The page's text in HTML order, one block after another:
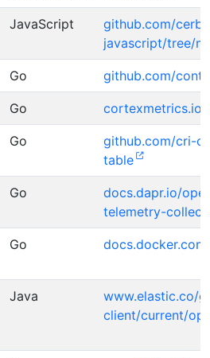
JavaScript
github.com/
javascript/tree/
Go github.com/
Go
Go
github.com/cri-
table
Go
docs.dapr.io/
telemetry-
Go
Java
www.elastic.co/
client/current/